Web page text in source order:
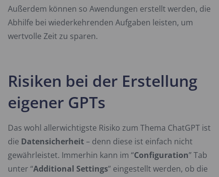
Außerdem können so Awendungen erstellt werden, die
Abhilfe bei wiederkehrenden Aufgaben leisten, um
wertvolle Zeit zu sparen.
Risiken bei der Erstellung
eigener GPTs
Das wohl allerwichtigste Risiko zum Thema ChatGPT ist
die Datensicherheit– denn diese ist einfach nicht
gewährleistet. Immerhin kann im “Configuration” Tab
unter “Additional Settings” eingestellt werden, ob die